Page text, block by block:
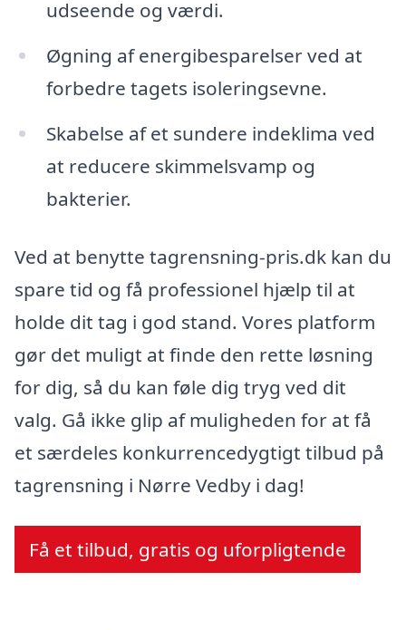
udseende og værdi.
Øgning af energibesparelser ved at
forbedre tagets isoleringsevne.
Skabelse af et sundere indeklima ved
at reducere skimmelsvamp og
bakterier.
Ved at benytte tagrensning-pris.dk kan du
spare tid og få professionel hjælp til at
holde dit tag i god stand. Vores platform
gør det muligt at finde den rette løsning
for dig, så du kan føle dig tryg ved dit
valg. Gå ikke glip af muligheden for at få
et særdeles konkurrencedygtigt tilbud på
tagrensning i Nørre Vedby i dag!
Få et tilbud, gratis og uforpligtende